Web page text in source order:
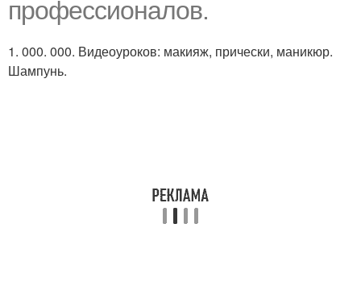
профессионалов.
1. 000. 000. Видеоуроков: макияж, прически, маникюр.
Шампунь.